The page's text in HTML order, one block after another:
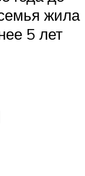
жила
5 лет